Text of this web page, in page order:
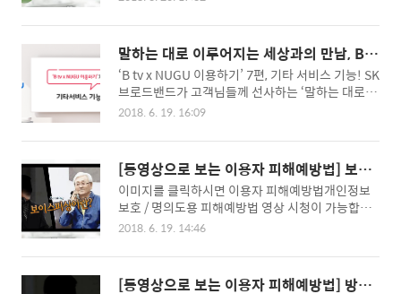
말하는 대로 이루어지는 세상과의 만남, B t
v x NUGU 이용하기 7편(기타 서비스 기능)
‘B tv x NUGU 이용하기’ 7편, 기타 서비스 기능! SK
브로드밴드가 고객님들께 선사하는 ‘말하는 대로 이
루어지는 세상’, B tv x NUGU! 6편에서는 B tv x N
리 기능을 소개해드렸었죠? 대망의 마지막 편인 7
편입니다. 폰 찾기와 종료예약, 음성알림, 도움말로
이루어져있는 기타 서비스 기능을 소개해드릴게요!
#폰 찾기 항상 들고 다니는 것 같은데 꼭 급할 때 내
옆에 없는 것! 바로 스마트폰입니다. 대체 어디 있는
지 알 수 없는 스마트폰 찾는 법은? 바로 B tv x NU
디 있어?”라고 물어보시면 내 폰이 소리와 진동으로
위치를 알려준답니다. 무음모드라서 소리가 안 날
2018. 6. 19. 16:09
[동영상으로 보는 이용자 피해예방법] 보이
스피싱/스미싱/파밍 피해예방법
이미지를 클릭하시면 이용자 피해예방법개인정보
보호 / 명의도용 피해예방법 영상 시청이 가능합니
다.
2018. 6. 19. 14:46
[동영상으로 보는 이용자 피해예방법] 방송